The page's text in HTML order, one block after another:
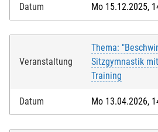
Datum Mo 15.12.2025,
Veranstaltung
Thema:
Sitzgymnastik
Training
Datum Mo 13.04.2026,